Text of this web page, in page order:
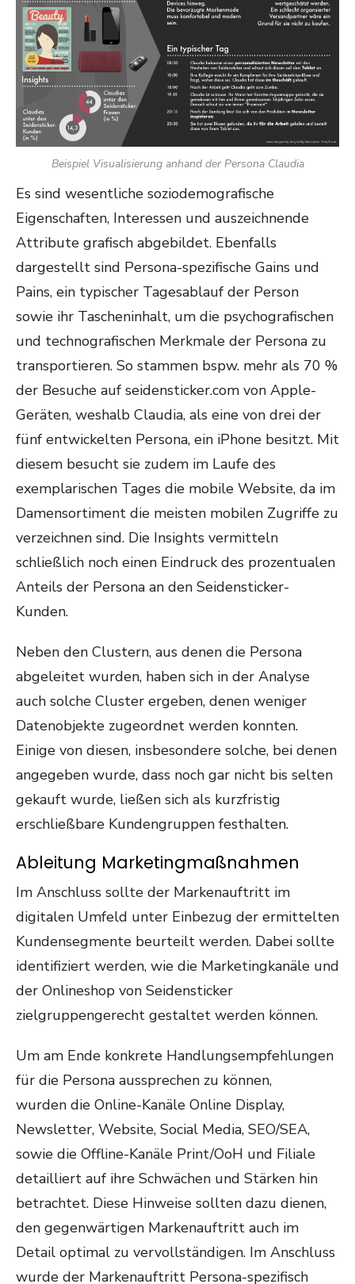
Beispiel Visualisierung anhand der Persona Claudia
Es sind wesentliche soziodemografische
Eigenschaften, Interessen und auszeichnende
Attribute grafisch abgebildet. Ebenfalls
dargestellt sind Persona-spezifische Gains und
Pains, ein typischer Tagesablauf der Person
sowie ihr Tascheninhalt, um die psychografischen
und technografischen Merkmale der Persona zu
transportieren. So stammen bspw. mehr als 70 %
der Besuche auf seidensticker.com von Apple-
Geräten, weshalb Claudia, als eine von drei der
fünf entwickelten Persona, ein iPhone besitzt. Mit
diesem besucht sie zudem im Laufe des
exemplarischen Tages die mobile Website, da im
Damensortiment die meisten mobilen Zugriffe zu
verzeichnen sind. Die Insights vermitteln
schließlich noch einen Eindruck des prozentualen
Anteils der Persona an den Seidensticker-
Kunden.
Neben den Clustern, aus denen die Persona
abgeleitet wurden, haben sich in der Analyse
auch solche Cluster ergeben, denen weniger
Datenobjekte zugeordnet werden konnten.
Einige von diesen, insbesondere solche, bei denen
angegeben wurde, dass noch gar nicht bis selten
gekauft wurde, ließen sich als kurzfristig
erschließbare Kundengruppen festhalten.
Ableitung Marketingmaßnahmen
Im Anschluss sollte der Markenauftritt im
digitalen Umfeld unter Einbezug der ermittelten
Kundensegmente beurteilt werden. Dabei sollte
identifiziert werden, wie die Marketingkanäle und
der Onlineshop von Seidensticker
zielgruppengerecht gestaltet werden können.
Um am Ende konkrete Handlungsempfehlungen
für die Persona aussprechen zu können,
wurden die Online-Kanäle Online Display,
Newsletter, Website, Social Media, SEO/SEA,
sowie die Offline-Kanäle Print/OoH und Filiale
detailliert auf ihre Schwächen und Stärken hin
betrachtet. Diese Hinweise sollten dazu dienen,
den gegenwärtigen Markenauftritt auch im
Detail optimal zu vervollständigen. Im Anschluss
wurde der Markenauftritt Persona-spezifisch